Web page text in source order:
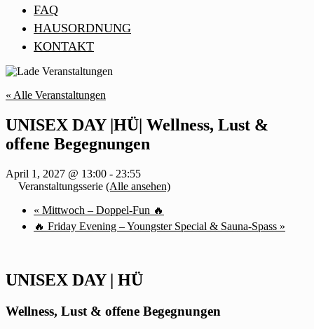
FAQ
HAUSORDNUNG
KONTAKT
« Alle Veranstaltungen
UNISEX DAY |HÜ| Wellness, Lust &
offene Begegnungen
April 1, 2027 @ 13:00 - 23:55
Veranstaltungsserie (Alle ansehen)
« Mittwoch – Doppel-Fun 🔥
🔥 Friday Evening – Youngster Special & Sauna-Spass »
UNISEX DAY | HÜ
Wellness, Lust & offene Begegnungen